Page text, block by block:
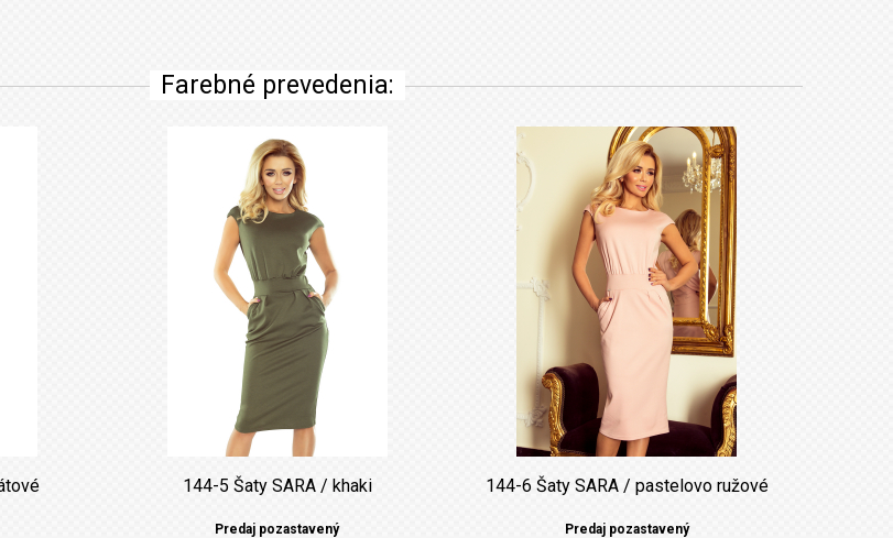
Farebné prevedenia:
144-5 Šaty SARA / khaki
Predaj pozastavený
144-6 Šaty SARA / pastelovo ružové
Predaj pozastavený